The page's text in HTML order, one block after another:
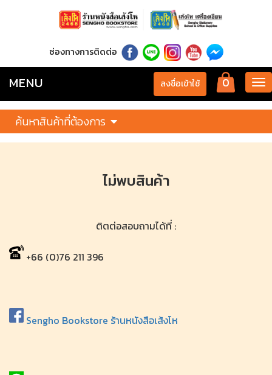
ช่องทางการติดต่อ
0
ลงชื่อเข้าใช้
MENU
ค้นหาสินค้าที่ต้องการ
ไม่พบสินค้า
ติตต่อสอบถามได้ที่ :
+66 (0)76 211 396
Sengho Bookstore ร้านหนังสือเส้งโห